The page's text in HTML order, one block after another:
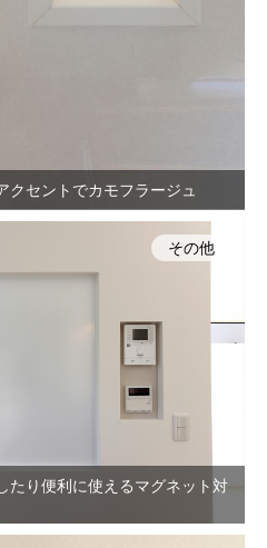
クセントでカモフラージュ
たり便利に使えるマグネット対
その他